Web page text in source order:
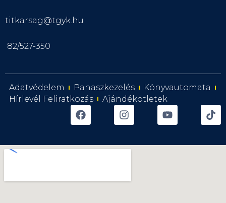
titkarsag@tgyk.hu
82/527-350
Adatvédelem Panaszkezelés
Könyvautomata
Hírlevél Feliratkozás
Ajándékötletek